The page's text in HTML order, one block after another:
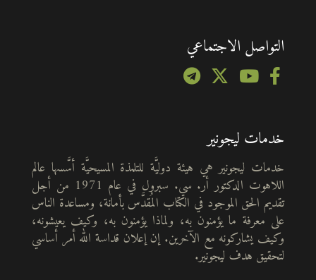
التواصل الاجتماعي
خدمات ليجونير
خدمات ليجونير هي هيئة دوليَّة للتلمذة المسيحيَّة أسَّسها عالم
اللاهوت الدكتور أر. سي. سبرول في عام 1971 من أجل
تقديم الحق الموجود في الكتاب المُقدَّس بأمانة، ومساعدة الناس
على معرفة ما يؤمنون به، ولماذا يؤمنون به، وكيف يعيشونه،
وكيف يشاركونه مع الآخرين. إن إعلان قداسة الله أمر أساسي
لتحقيق هدف ليجونير.